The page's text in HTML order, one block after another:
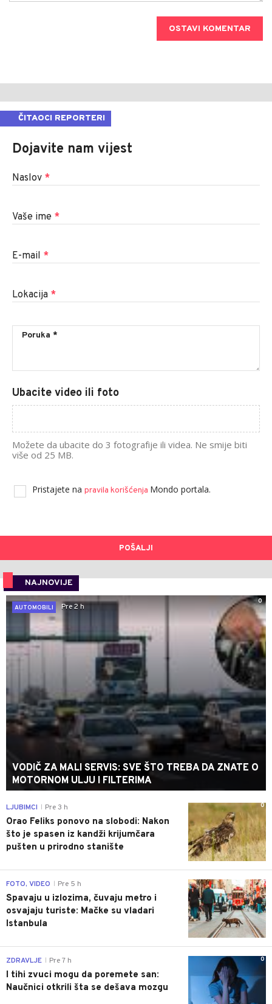
OSTAVI KOMENTAR
ČITAOCI REPORTERI
Dojavite nam vijest
Naslov *
Vaše ime *
E-mail *
Lokacija *
Ubacite video ili foto
Možete da ubacite do 3 fotografije ili videa. Ne smije biti
više od 25 MB.
Pristajete na pravila korišćenja Mondo portala.
POŠALJI
NAJNOVIJE
0
AUTOMOBILI
Pre 2 h
VODIČ ZA MALI SERVIS: SVE ŠTO TREBA DA ZNATE O
MOTORNOM ULJU I FILTERIMA
0
LJUBIMCI Pre 3 h
Orao Feliks ponovo na slobodi: Nakon
što je spasen iz kandži krijumčara
pušten u prirodno stanište
0
FOTO, VIDEO Pre 5 h
Spavaju u izlozima, čuvaju metro i
osvajaju turiste: Mačke su vladari
Istanbula
0
ZDRAVLJE Pre 7 h
I tihi zvuci mogu da poremete san:
Naučnici otkrili šta se dešava mozgu